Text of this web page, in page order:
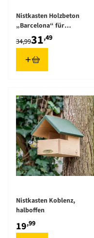
Nistkasten Holzbeton
„Barcelona“ für
Halbhöhlenbrüter, braun
31,49
34,99
Nistkasten Koblenz,
halboffen
19,99